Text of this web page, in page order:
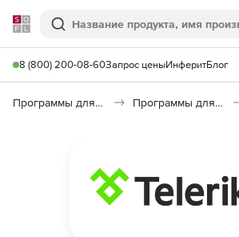
Softline
Поиск
8 (800) 200-08-60Запрос ценыИнферитБлог
Программы для программирования Программы для разработки ПО